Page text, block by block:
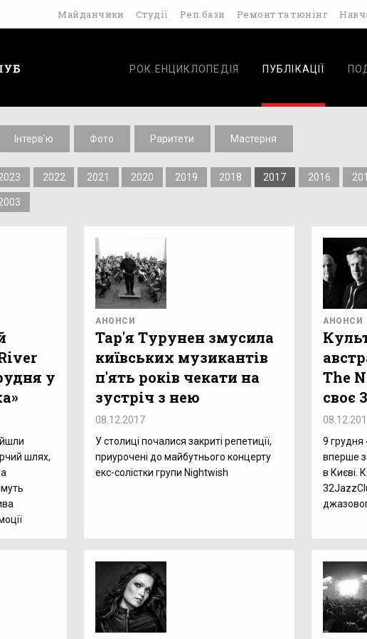
Майданчики Студії Реп.бази Ремонт та тюнінг
РОК.ЕНЦИКЛОПЕДІЯ ПУБЛІКАЦІЇ
Інтерв'ю Фото Раритети Мастерня
2022 2021 2020 2019 2018 2017 2016
у
шлях,
АНОНСИ
Тар'я Турунен змусила
київських музикантів
п'ять років чекати на
зустріч з нею
08.12.2017
У столиці почалися закриті репетиції,
приурочені до майбутнього концерту
екс-солістки групи Nightwish
АНОНСИ
The
своє
9 грудня
вперше
в Києві.